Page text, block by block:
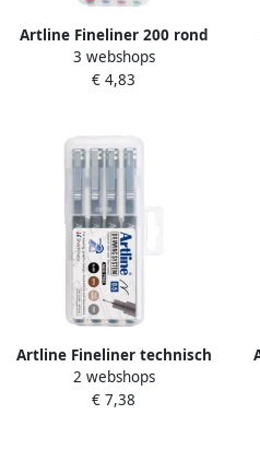
Artline Fineliner 200 rond
fijn asssorti 4 stuks
3 webshops
€ 4,83
Artline Fineliner technisch
0.5mm assorti
2 webshops
€ 7,38